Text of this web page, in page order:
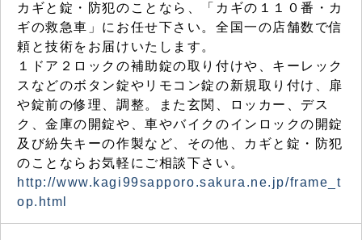
カギと錠・防犯のことなら、「カギの１１０番・カ
ギの救急車」にお任せ下さい。全国一の店舗数で信
頼と技術をお届けいたします。
１ドア２ロックの補助錠の取り付けや、キーレック
スなどのボタン錠やリモコン錠の新規取り付け、扉
や錠前の修理、調整。また玄関、ロッカー、デス
ク、金庫の開錠や、車やバイクのインロックの開錠
及び紛失キーの作製など、その他、カギと錠・防犯
のことならお気軽にご相談下さい。
http://www.kagi99sapporo.sakura.ne.jp/frame_t
op.html